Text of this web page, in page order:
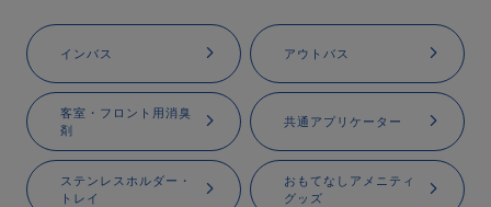
インバス アウトバス
客室・フロント用消臭
剤
共通アプリケーター
ステンレスホルダー・
トレイ
おもてなしアメニティ
グッズ